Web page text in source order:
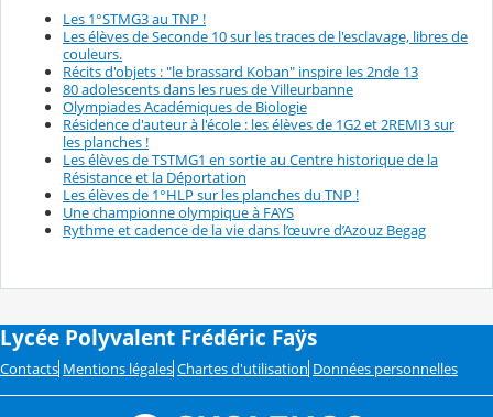
Les 1°STMG3 au TNP !
Les élèves de Seconde 10 sur les traces de l'esclavage, libres de
couleurs.
Récits d'objets : "le brassard Koban" inspire les 2nde 13
80 adolescents dans les rues de Villeurbanne
Olympiades Académiques de Biologie
Résidence d'auteur à l'école : les élèves de 1G2 et 2REMI3 sur
les planches !
Les élèves de TSTMG1 en sortie au Centre historique de la
Résistance et la Déportation
Les élèves de 1°HLP sur les planches du TNP !
Une championne olympique à FAYS
Rythme et cadence de la vie dans l’œuvre d’Azouz Begag
Lycée Polyvalent Frédéric Faÿs
Contacts Mentions légales Chartes d'utilisation Données personnelles